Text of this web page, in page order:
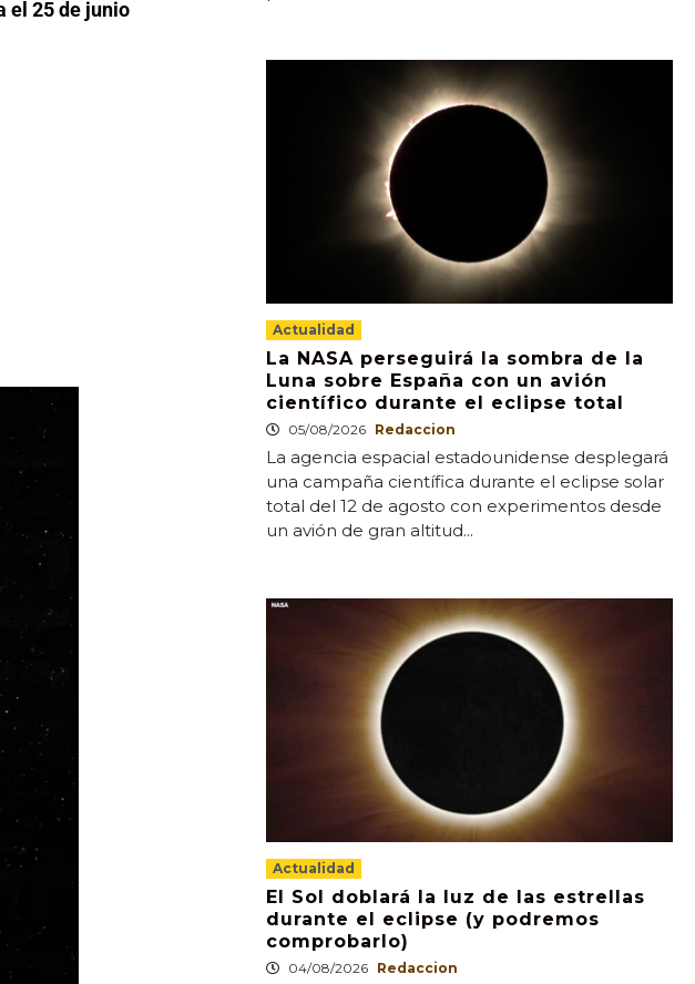
el 25 de junio
Actualidad
La NASA perseguirá la sombra de la
Luna sobre España con un avión
científico durante el eclipse total
05/08/2026 Redaccion
La agencia espacial estadounidense desplegará
una campaña científica durante el eclipse solar
total del 12 de agosto con experimentos desde
un avión de gran altitud...
Actualidad
El Sol doblará la luz de las estrellas
durante el eclipse (y podremos
comprobarlo)
04/08/2026 Redaccion